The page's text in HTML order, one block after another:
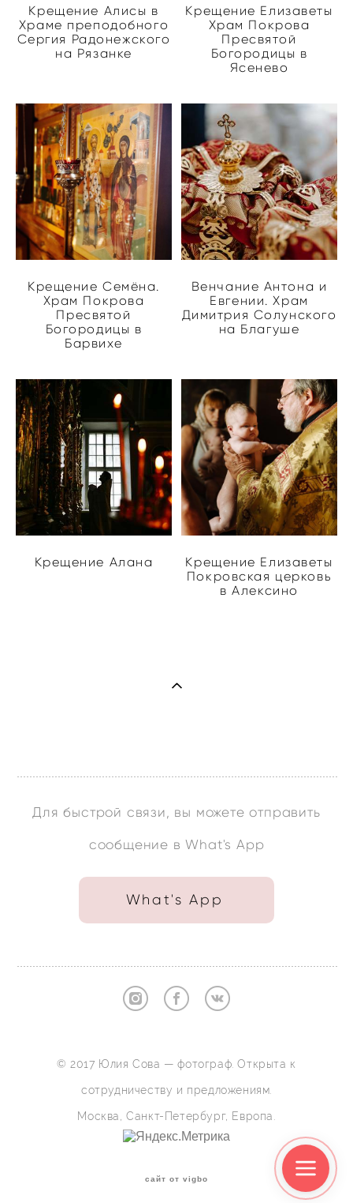
Крещение Алисы в
Храме преподобного
Сергия Радонежского
на Рязанке
Крещение Елизаветы
Храм Покрова
Пресвятой
Богородицы в
Ясенево
Крещение Семёна.
Храм Покрова
Пресвятой
Богородицы в
Барвихе
Венчание Антона и
Евгении. Храм
Димитрия Солунского
на Благуше
Крещение Алана
Крещение Елизаветы
Покровская церковь
в Алексино
Для быстрой связи, вы можете отправить
сообщение в What's App
What's App
© 2017 Юлия Сова — фотограф. Открыта к
сотрудничеству и предложениям.
Москва, Санкт-Петербург, Европа.
сайт от vigbo